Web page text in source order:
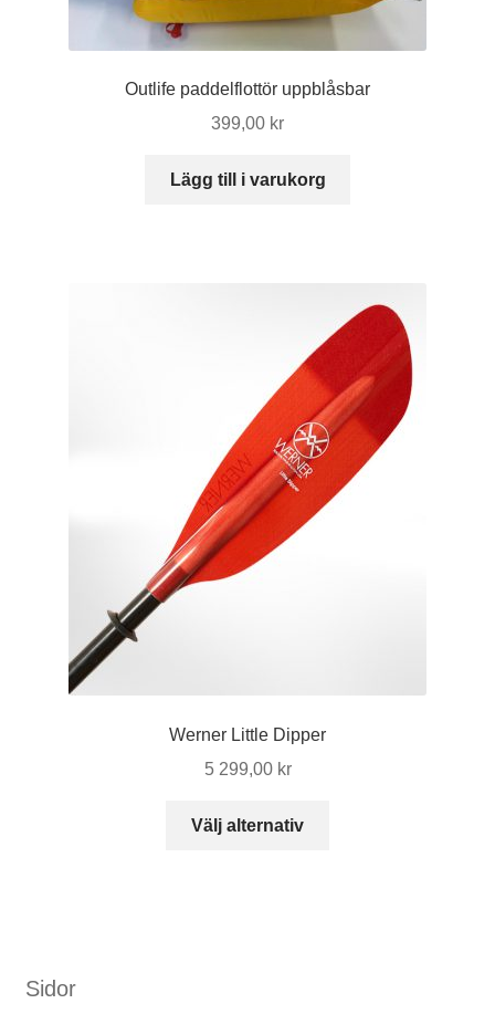
kan
väljas
på
Outlife paddelflottör uppblåsbar
399,00 kr
Lägg till i varukorg
Werner Little Dipper
5 299,00 kr
Välj alternativ
Sidor